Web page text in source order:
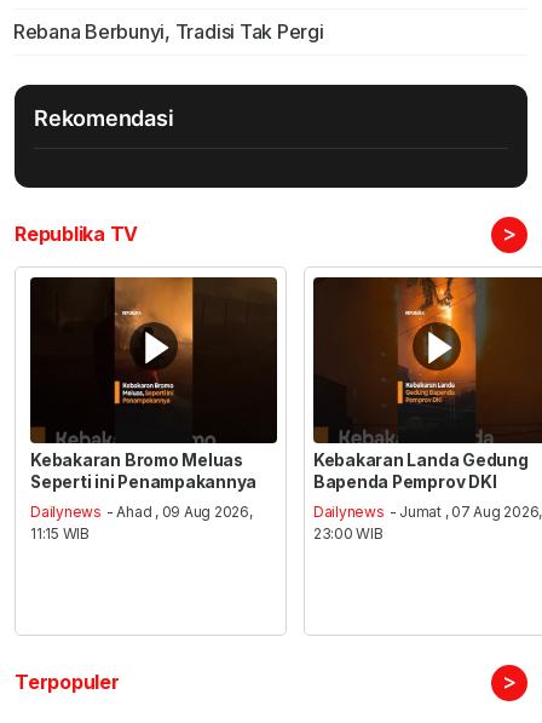
Rebana Berbunyi, Tradisi Tak Pergi
Rekomendasi
Republika TV >
Kebakaran Bromo Meluas
Seperti ini Penampakannya
Dailynews - Ahad , 09 Aug 2026,
11:15 WIB
Kebakaran Landa Gedung
Bapenda Pemprov DKI
Dailynews - Jumat , 07 Aug 2026,
23:00 WIB
Terpopuler >